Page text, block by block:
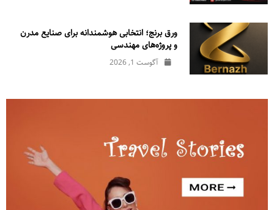
ورق برنج؛ انتخابی هوشمندانه برای صنایع مدرن
و پروژه‌های مهندسی
آگوست 1, 2026